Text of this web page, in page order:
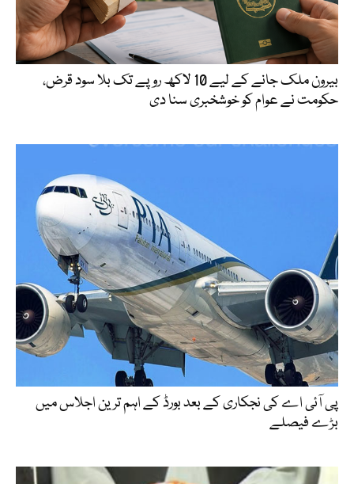
بیرون ملک جانے کے لیے 10 لاکھ روپے تک بلا سود قرض،
حکومت نے عوام کو خوشخبری سنا دی
پی آئی اے کی نجکاری کے بعد بورڈ کے اہم ترین اجلاس میں
بڑے فیصلے